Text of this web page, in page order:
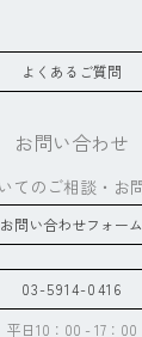
よくあるご質問
お問い合わせ
てのご相談・ お
お問い合わせフォーム
03-5914-0416
平日10：00 - 17：00